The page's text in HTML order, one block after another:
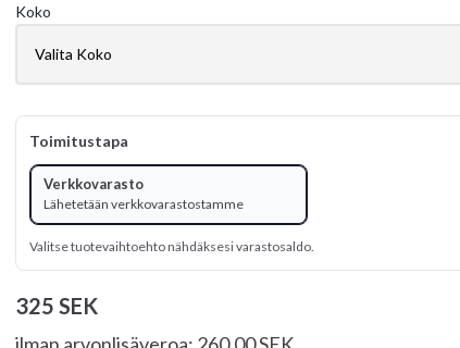
Koko
Toimitustapa
Verkkovarasto
Lähetetään verkkovarastostamme
Valitse tuotevaihtoehto nähdäksesi varastosaldo.
325 SEK